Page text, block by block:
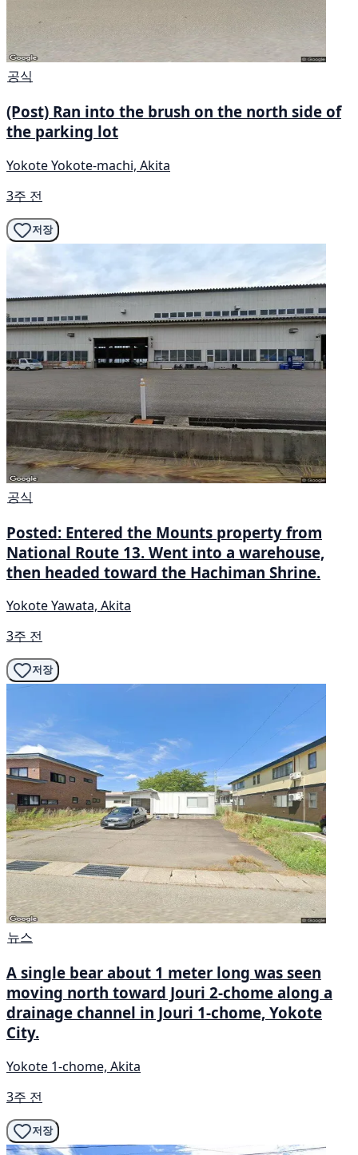
공식
(Post) Ran into the brush on the north side of
the parking lot
Yokote Yokote-machi, Akita
3주 전
저장
공식
Posted: Entered the Mounts property from
National Route 13. Went into a warehouse,
then headed toward the Hachiman Shrine.
Yokote Yawata, Akita
3주 전
저장
뉴스
A single bear about 1 meter long was seen
moving north toward Jouri 2-chome along a
drainage channel in Jouri 1-chome, Yokote
City.
Yokote 1-chome, Akita
3주 전
저장